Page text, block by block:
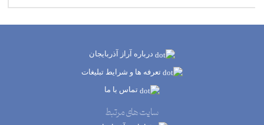
درباره آراز آذربایجان
تعرفه ها و شرایط تبلیغات
تماس با ما
سایت های مرتبط